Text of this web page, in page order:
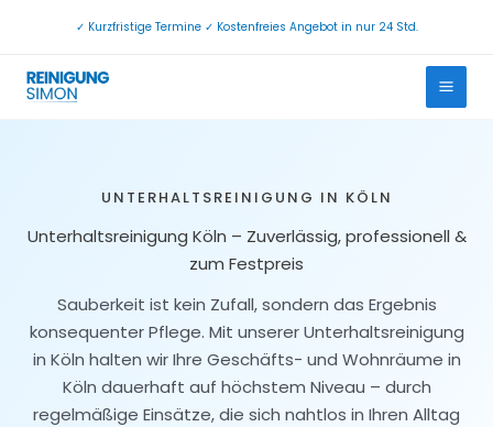
springen
✓ Kurzfristige Termine ✓ Kostenfreies Angebot in nur 24 Std.
UNTERHALTSREINIGUNG IN KÖLN
Unterhaltsreinigung Köln – Zuverlässig, professionell &
zum Festpreis
Sauberkeit ist kein Zufall, sondern das Ergebnis
konsequenter Pflege. Mit unserer Unterhaltsreinigung
in Köln halten wir Ihre Geschäfts- und Wohnräume in
Köln dauerhaft auf höchstem Niveau – durch
regelmäßige Einsätze, die sich nahtlos in Ihren Alltag